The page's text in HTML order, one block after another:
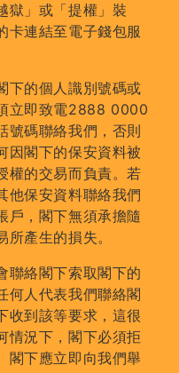
獄」或「提權」裝
卡連結至電子錢包服
下的個人識別號碼或
立即致電2888 0000
號碼聯絡我們，否則
因閣下的保安資料被
權的交易而負責。若
他保安資料聯絡我們
戶，閣下無須承擔隨
產生的損失。
聯絡閣下索取閣下的
何人代表我們聯絡閣
收到該等要求，這很
情況下，閣下必須拒
閣下應立即向我們舉